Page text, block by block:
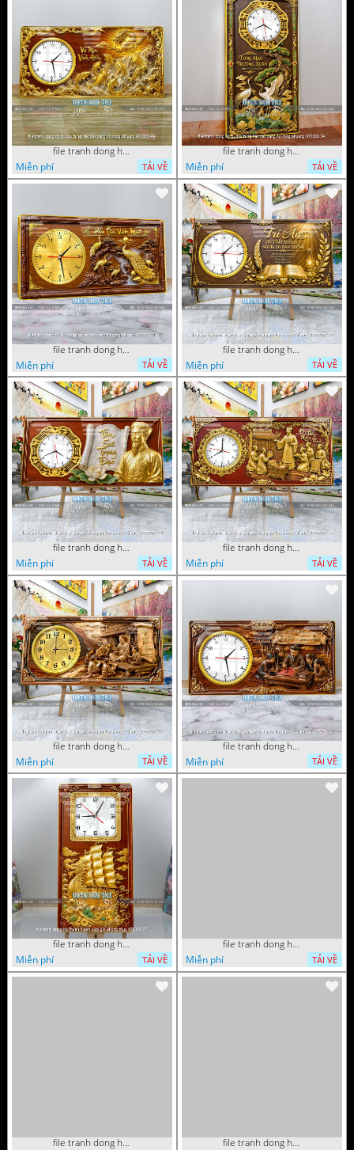
file tranh dong ho tu quy tung hac dai bang ho rong phuong 072026 49
Miễn phí
TẢI VỀ
file tranh dong ho tu quy tung hac dai bang ho rong phuong 072026 34
Miễn phí
TẢI VỀ
file tranh dong ho tu quy tung hac dai bang ho rong phuong 072026 11
Miễn phí
TẢI VỀ
file tranh dong ho tri an thay co ngay nha giao viet nam 20 thang 11 072026 77
Miễn phí
TẢI VỀ
file tranh dong ho tri an thay co ngay nha giao viet nam 20 thang 11 072026 54
Miễn phí
TẢI VỀ
file tranh dong ho tri an thay co ngay nha giao viet nam 20 thang 11 072026 39
Miễn phí
TẢI VỀ
file tranh dong ho tri an thay co ngay nha giao viet nam 20 thang 11 072026 16
Miễn phí
TẢI VỀ
file tranh dong ho tri an thay co ngay nha giao viet nam 20 thang 11 072026 01
Miễn phí
TẢI VỀ
file tranh dong ho thuan buom xuoi gio phong thuy 072026 27
Miễn phí
TẢI VỀ
file tranh dong ho thuan buom xuoi gio phong thuy 072026 12
Miễn phí
TẢI VỀ
file tranh dong ho thu phap tri an cong on cha me to tien gia dinh 072026 09
file tranh dong ho tai loc tet cay kim tien phuc loc tho than tai di lac 072026 93